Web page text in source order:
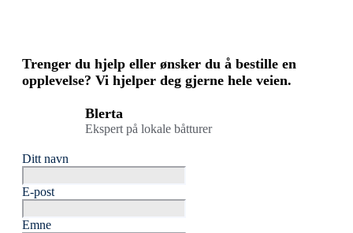
Trenger du hjelp eller ønsker du å bestille en
opplevelse? Vi hjelper deg gjerne hele veien.
Blerta
Ekspert på lokale båtturer
Ditt navn
E-post
Emne